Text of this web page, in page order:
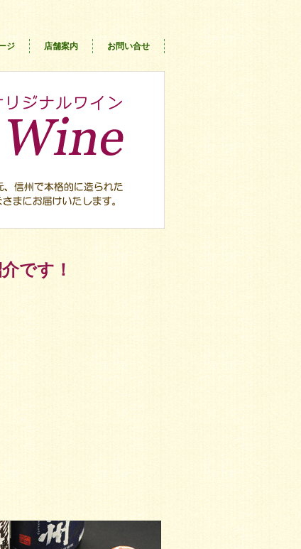
ジ 店舗案内 お問い合せ
です！